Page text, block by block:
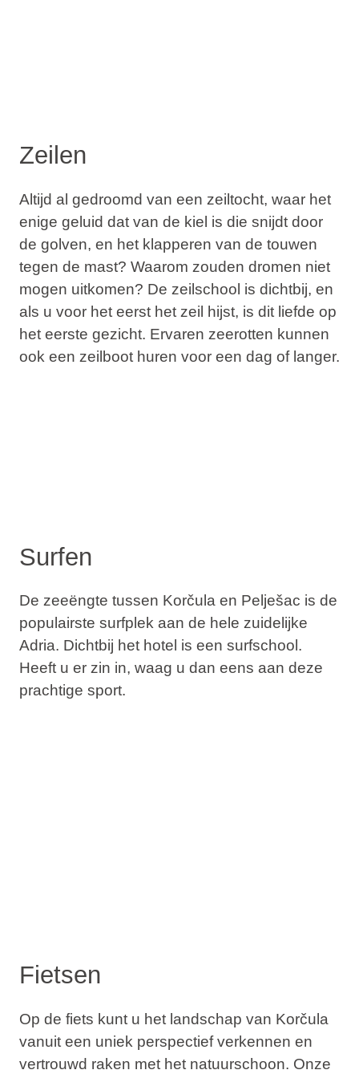
Zeilen
Altijd al gedroomd van een zeiltocht, waar het
enige geluid dat van de kiel is die snijdt door
de golven, en het klapperen van de touwen
tegen de mast? Waarom zouden dromen niet
mogen uitkomen? De zeilschool is dichtbij, en
als u voor het eerst het zeil hijst, is dit liefde op
het eerste gezicht. Ervaren zeerotten kunnen
ook een zeilboot huren voor een dag of langer.
Surfen
De zeeëngte tussen Korčula en Pelješac is de
populairste surfplek aan de hele zuidelijke
Adria. Dichtbij het hotel is een surfschool.
Heeft u er zin in, waag u dan eens aan deze
prachtige sport.
Fietsen
Op de fiets kunt u het landschap van Korčula
vanuit een uniek perspectief verkennen en
vertrouwd raken met het natuurschoon. Onze